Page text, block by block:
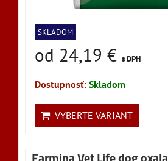
SKLADOM
od 24,19 € s DPH
Dostupnosť: Skladom
VYBERTE VARIANT